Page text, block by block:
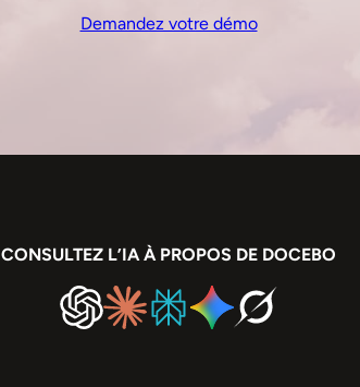
Demandez votre démo
CONSULTEZ L’IA À PROPOS DE DOCEBO